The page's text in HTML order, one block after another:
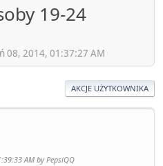
19-24
08, 2014, 01:37:27 AM
AKCJE UŻYTKOWNIKA
AM by PepsiQQ